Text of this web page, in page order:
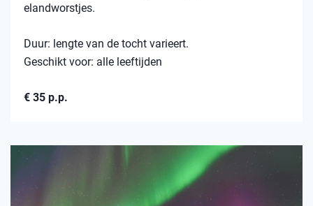
elandworstjes.
Duur: lengte van de tocht varieert.
Geschikt voor: alle leeftijden
€ 35 p.p.